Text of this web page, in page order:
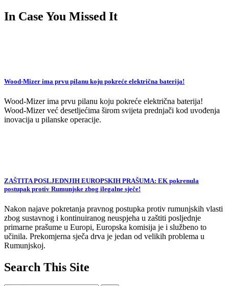
In Case You Missed It
Wood-Mizer ima prvu pilanu koju pokreće električna baterija!
Wood-Mizer ima prvu pilanu koju pokreće električna baterija!
Wood-Mizer već desetljećima širom svijeta prednjači kod uvođenja
inovacija u pilanske operacije.
ZAŠTITA POSLJEDNJIH EUROPSKIH PRAŠUMA: EK pokrenula
postupak protiv Rumunjske zbog ilegalne sječe!
Nakon najave pokretanja pravnog postupka protiv rumunjskih vlasti
zbog sustavnog i kontinuiranog neuspjeha u zaštiti posljednje
primarne prašume u Europi, Europska komisija je i službeno to
učinila. Prekomjerna sječa drva je jedan od velikih problema u
Rumunjskoj.
Search This Site